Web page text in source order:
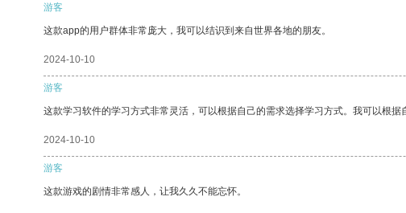
游客
这款app的用户群体非常庞大，我可以结识到来自世界各地的朋友。
2024-10-10
游客
这款学习软件的学习方式非常灵活，可以根据自己的需求选择学习方式。我可以根据
2024-10-10
游客
这款游戏的剧情非常感人，让我久久不能忘怀。